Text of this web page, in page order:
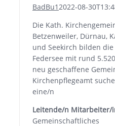
BadBu12022-08-
Die Kath.
Betzenweiler, Dürnau,
und Seekirch bilden
Federsee mit rund
neu geschaffene
Kirchenpflegeamt
eine/n
Leitende/n Mitarbeiter/
Gemeinschaftliches